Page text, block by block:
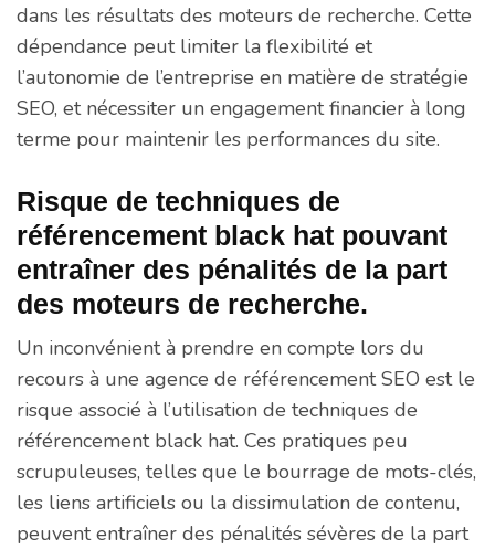
dans les résultats des moteurs de recherche. Cette
dépendance peut limiter la flexibilité et
l’autonomie de l’entreprise en matière de stratégie
SEO, et nécessiter un engagement financier à long
terme pour maintenir les performances du site.
Risque de techniques de
référencement black hat pouvant
entraîner des pénalités de la part
des moteurs de recherche.
Un inconvénient à prendre en compte lors du
recours à une agence de référencement SEO est le
risque associé à l’utilisation de techniques de
référencement black hat. Ces pratiques peu
scrupuleuses, telles que le bourrage de mots-clés,
les liens artificiels ou la dissimulation de contenu,
peuvent entraîner des pénalités sévères de la part